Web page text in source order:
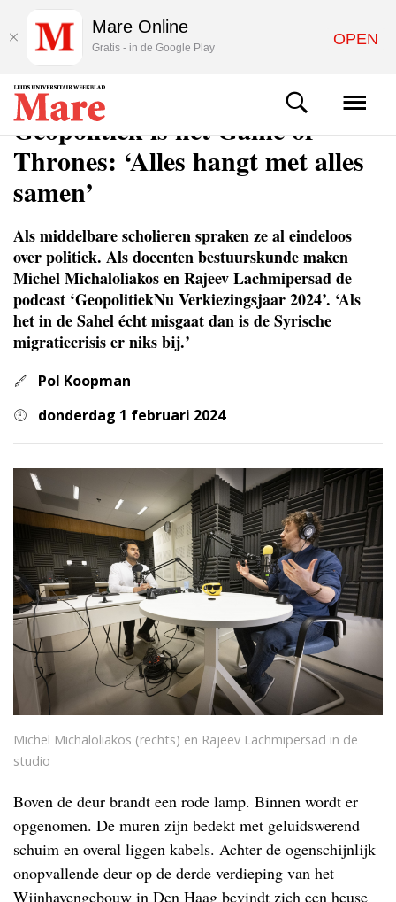
ACHTERGROND
Geopolitiek is net Game of
Thrones: ‘Alles hangt met alles
samen’
Als middelbare scholieren spraken ze al eindeloos
over politiek. Als docenten bestuurskunde maken
Michel Michalo­liakos en Rajeev Lachmipersad de
podcast ‘GeopolitiekNu Verkiezingsjaar 2024’. ‘Als
het in de Sahel écht misgaat dan is de Syrische
migratiecrisis er niks bij.’
Pol Koopman
donderdag 1 februari 2024
Michel Michalo­liakos (rechts) en Rajeev Lachmipersad in de
studio
Boven de deur brandt een rode lamp. Binnen wordt er
opgenomen. De muren zijn bedekt met geluidswerend
schuim en overal liggen kabels. Achter de ogenschijnlijk
onopvallende deur op de derde verdieping van het
Wijnhavengebouw in Den Haag bevindt zich een heuse
Mare Online
Gratis - in de Google Play OPEN